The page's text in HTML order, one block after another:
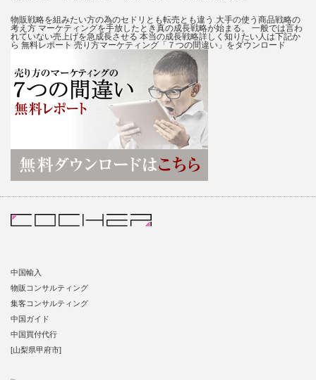
物販戦略を組みたい方の為のセドリとも転売とも違う 大手の使う商品戦略の
考え方 マーケティングを手放したとき真の成長戦略が始まる。 一般では言わ
れていない売上げを急成長させる 本当の成長戦略詳しく知りたい人は下記か
ら 無料レポート 売り方マーケティング「７つの間違い」をダウンロード
中国輸入
物販コンサルティング
集客コンサルティング
中国ガイド
中国買付代行
[山梨県甲府市]